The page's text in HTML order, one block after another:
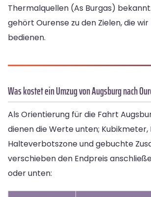
Thermalquellen (As Burgas)
gehört Ourense zu den Zielen, die
bedienen.
Was kostet ein Umzug von Augsburg nach
Als Orientierung für die Fahrt
dienen die Werte unten; Kubikmeter,
Halteverbotszone und gebuchte
verschieben den Endpreis
oder unten: